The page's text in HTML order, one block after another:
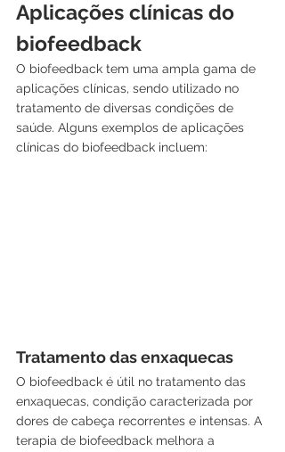
Aplicações clínicas do
biofeedback
O biofeedback tem uma ampla gama de
aplicações clínicas, sendo utilizado no
tratamento de diversas condições de
saúde. Alguns exemplos de aplicações
clínicas do biofeedback incluem:
Tratamento das enxaquecas
O biofeedback é útil no tratamento das
enxaquecas, condição caracterizada por
dores de cabeça recorrentes e intensas. A
terapia de biofeedback melhora a